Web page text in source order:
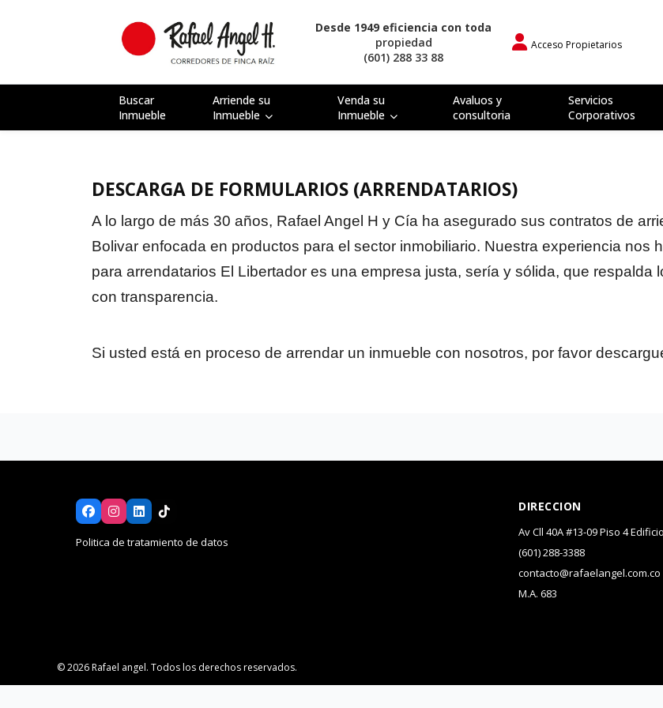
Desde 1949 eficiencia con toda
propiedad
(601) 288 33 88
Acceso Propietarios
Buscar
Inmueble
Arriende su
Inmueble
Venda su
Inmueble
Avaluos y
consultoria
Servicios
Corporativos
DESCARGA DE FORMULARIOS (ARRENDATARIOS)
A lo largo de más 30 años, Rafael Angel H y Cía ha asegurado sus contratos de
Bolivar enfocada en productos para el sector inmobiliario. Nuestra experiencia nos
para arrendatarios El Libertador es una empresa justa, sería y sólida, que
con transparencia.
Si usted está en proceso de arrendar un inmueble con nosotros, por favor
Politica de tratamiento de datos
DIRECCION
Av Cll 40A #13-09 Piso 4
(601) 288-3388
contacto@rafaelangel.com.co
M.A. 683
© 2026 Rafael angel. Todos los derechos reservados.